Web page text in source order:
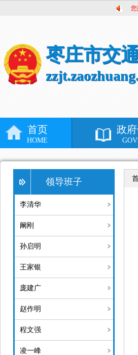
枣庄市交
首页
HOME
政
领导班子
李清华
阚刚
孙启明
王家银
庞建广
赵作明
程文强
凌一峰